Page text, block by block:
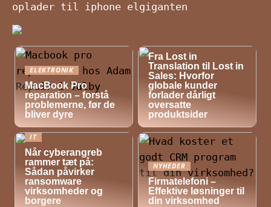
oplader til iphone elgiganten
ELEKTRONIK
MacBook Pro
reparation – forstå
problemerne, før de
bliver dyre
Fra Lost in
Translation til Lost in
Sales: Hvorfor
globale kunder
forlader dårligt
oversatte
produktsider
IT
Når cyberangreb
rammer tæt på:
Sådan påvirker
ransomware
virksomheder og
borgere
NYHEDER
Firmatelefoni –
Effektive løsninger til
din virksomhed